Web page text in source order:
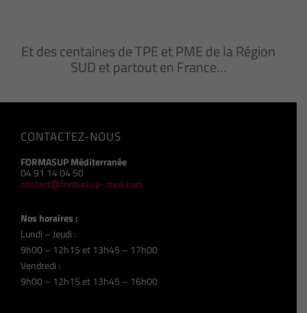
Et des centaines de TPE et PME de la Région
SUD et partout en France…
CONTACTEZ-NOUS
FORMASUP Méditerranée
04 91 14 04 50
contact@formasup-med.com
Nos horaires :
Lundi – Jeudi :
9h00 – 12h15 et 13h45 – 17h00
Vendredi :
9h00 – 12h15 et 13h45 – 16h00